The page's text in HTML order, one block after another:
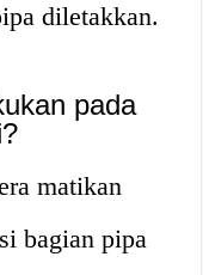
diletakkan.
pada
matikan
bagian pipa